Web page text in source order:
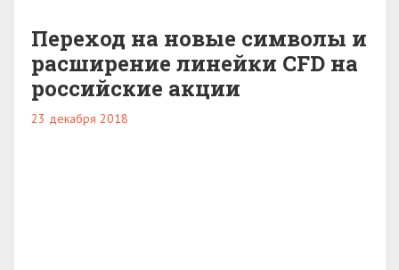
Переход на новые символы и
расширение линейки CFD на
российские акции
23 декабря 2018